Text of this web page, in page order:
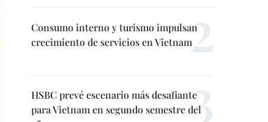
Consumo interno y turismo impulsan
crecimiento de servicios en Vietnam
HSBC prevé escenario más desafiante
para Vietnam en segundo semestre del